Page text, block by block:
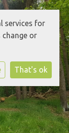
services for
change or
That's ok